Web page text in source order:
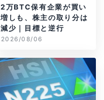
2万BTC保有企業が買い
増しも、株主の取り分は
減少｜目標と逆行
2026/08/06